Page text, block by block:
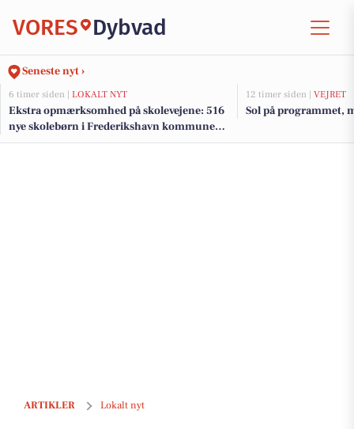
VORES Dybvad
Seneste nyt ›
6 timer siden | LOKALT NYT
Ekstra opmærksomhed på skolevejene: 516
nye skolebørn i Frederikshavn kommune
efter sommerferien
12 timer siden | VEJRET
Sol på programmet,
ARTIKLER Lokalt nyt
Frederikshavn Blackhawks’ damehold hyldet på rådhuset efter